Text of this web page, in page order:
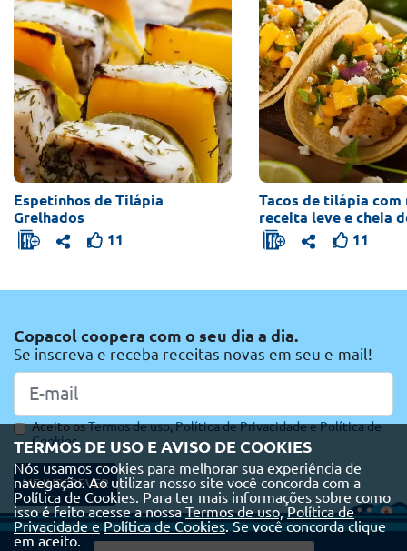
Espetinhos de Tilápia
Grelhados
11
Tacos de tilápia com
receita leve e cheia
11
TERMOS DE USO E AVISO DE COOKIES
Nós usamos cookies para melhorar sua experiência de
navegação. Ao utilizar nosso site você concorda com a
Política de Cookies. Para ter mais informações sobre como
isso é feito acesse a nossaTermos de uso, Política de
Privacidade e Política de Cookies. Se você concorda clique
em aceito.
Copacol coopera com o seu dia a dia.
Se inscreva e receba receitas novas em seu e-mail!
Aceito osTermos de uso,Política de Privacidade ePolítica de
Cookies
ME INSCREVER